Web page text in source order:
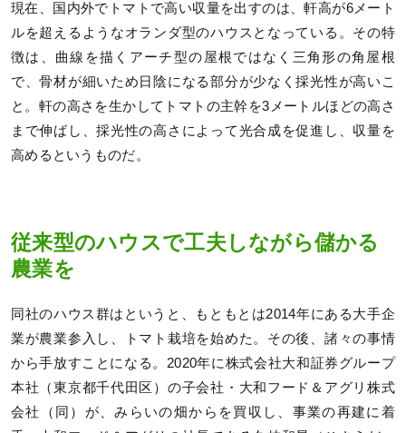
現在、国内外でトマトで高い収量を出すのは、軒高が6メート
ルを超えるようなオランダ型のハウスとなっている。その特
徴は、曲線を描くアーチ型の屋根ではなく三角形の角屋根
で、骨材が細いため日陰になる部分が少なく採光性が高いこ
と。軒の高さを生かしてトマトの主幹を3メートルほどの高さ
まで伸ばし、採光性の高さによって光合成を促進し、収量を
高めるというものだ。
従来型のハウスで工夫しながら儲かる
農業を
同社のハウス群はというと、もともとは2014年にある大手企
業が農業参入し、トマト栽培を始めた。その後、諸々の事情
から手放すことになる。2020年に株式会社大和証券グループ
本社（東京都千代田区）の子会社・大和フード＆アグリ株式
会社（同）が、みらいの畑からを買収し、事業の再建に着